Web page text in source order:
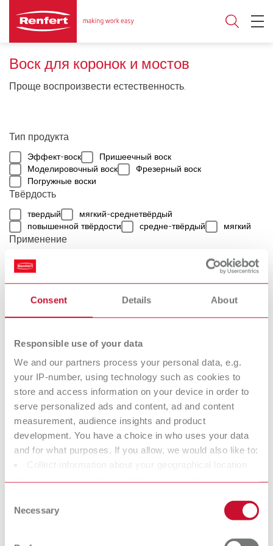
Consent Details About
Responsible use of your data
We and our partners process your personal data, e.g.
your IP-number, using technology such as cookies to
store and access information on your device in order to
serve personalized ads and content, ad and content
measurement, audience insights and product
development. You have a choice in who uses your data
and for what purposes. If you allow, we would also like to:
Collect information about your geographical location
characteristics (fingerprinting)
Find out more about how your personal data is processed
and set your preferences in the details section. You can
Selection
Necessary
Воск для коронок и мостов
Проще воспроизвести естественность.
Тип продукта
Эффект-воск
Пришеечный воск
Моделировочный воск
Фрезерный воск
Погружные воски
Твёрдость
твердый
мягкий-среднетвёрдый
повышенной твёрдости
средне-твёрдый мягкий
Применение
восковая модель
Традиционная
техника изготовления
коронок и
GEO Expert A.
Bruguera
Зстетические
моделировочные воски
GEO Expert
Gingiva A.
Bruguera
Зстетические
моделировочные воски
Функциональные
моделировочные воски